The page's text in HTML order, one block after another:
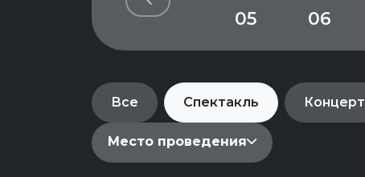
05 06
Все Спектакль Концерт
Место проведения